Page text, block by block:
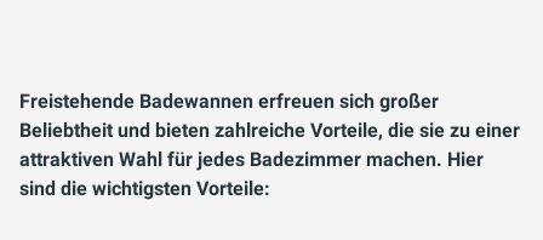
Freistehende Badewannen erfreuen sich großer
Beliebtheit und bieten zahlreiche Vorteile, die sie zu einer
attraktiven Wahl für jedes Badezimmer machen. Hier
sind die wichtigsten Vorteile: